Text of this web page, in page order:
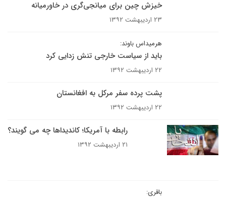
خیزش چین برای میانجی‌گری در خاورمیانه
۲۳ اردیبهشت ۱۳۹۲
هرمیداس باوند:
باید از سیاست خارجی تنش زدایی کرد
۲۲ اردیبهشت ۱۳۹۲
پشت پرده سفر مرکل به افغانستان
۲۲ اردیبهشت ۱۳۹۲
رابطه با آمریکا؛ کاندیداها چه می گویند؟
۲۱ اردیبهشت ۱۳۹۲
باقری: